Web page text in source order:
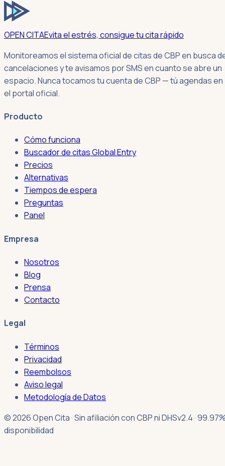
OPEN CITAEvita el estrés, consigue tu cita rápido
Monitoreamos el sistema oficial de citas de CBP en busca
cancelaciones y te avisamos por SMS en cuanto se abre un
espacio. Nunca tocamos tu cuenta de CBP — tú agendas en
el portal oficial.
Producto
Cómo funciona
Buscador de citas Global Entry
Precios
Alternativas
Tiempos de espera
Preguntas
Panel
Empresa
Nosotros
Blog
Prensa
Contacto
Legal
Términos
Privacidad
Reembolsos
Aviso legal
Metodología de Datos
© 2026 Open Cita · Sin afiliación con CBP ni DHSv2.4 ·
disponibilidad